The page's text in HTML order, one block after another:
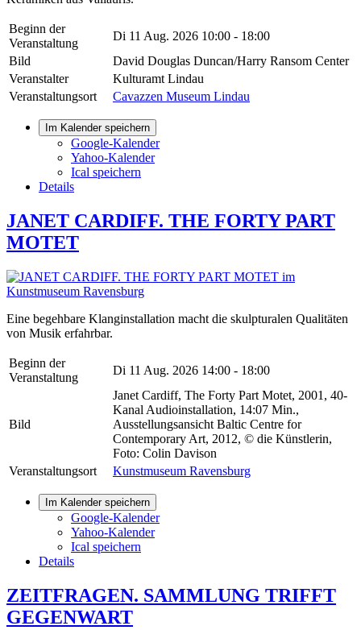
Beginn der
Veranstaltung
Di 11 Aug. 2026 10:00 - 18:00
Bild
David Douglas Duncan/Harry Ransom Center
Veranstalter
Kulturamt Lindau
Veranstaltungsort
Cavazzen Museum Lindau
Im Kalender speichern
Google-Kalender
Yahoo-Kalender
Ical speichern
Details
JANET CARDIFF. THE FORTY PART
MOTET
Eine begehbare Klanginstallation macht die skulpturalen Qualitäten
von Musik erfahrbar.
Beginn der
Veranstaltung
Di 11 Aug. 2026 14:00 - 18:00
Bild
Janet Cardiff, The Forty Part Motet, 2001, 40-
Kanal Audioinstallation, 14:07 Min.,
Ausstellungsansicht Baltic Centre for
Contemporary Art, 2012, © die Künstlerin,
Foto: Colin Davison
Veranstaltungsort
Kunstmuseum Ravensburg
Im Kalender speichern
Google-Kalender
Yahoo-Kalender
Ical speichern
Details
ZEITFRAGEN. SAMMLUNG TRIFFT
GEGENWART